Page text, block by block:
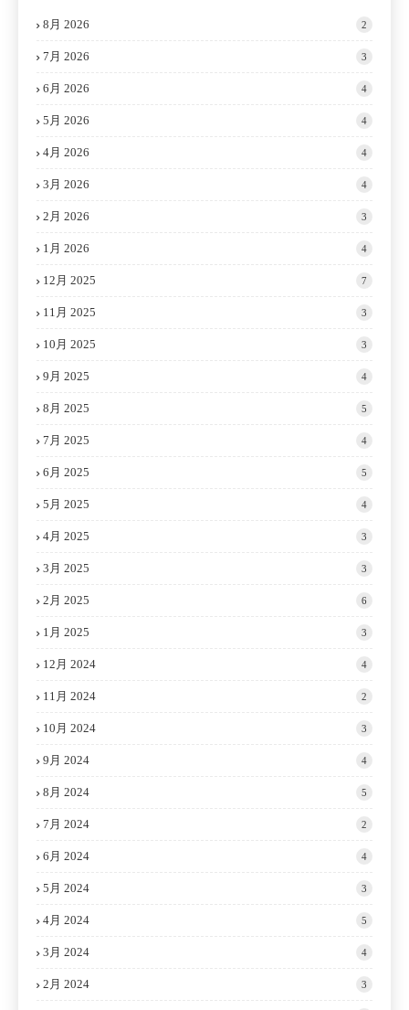
8月 2026 2
7月 2026 3
6月 2026 4
5月 2026 4
4月 2026 4
3月 2026 4
2月 2026 3
1月 2026 4
12月 2025 7
11月 2025 3
10月 2025 3
9月 2025 4
8月 2025 5
7月 2025 4
6月 2025 5
5月 2025 4
4月 2025 3
3月 2025 3
2月 2025 6
1月 2025 3
12月 2024 4
11月 2024 2
10月 2024 3
9月 2024 4
8月 2024 5
7月 2024 2
6月 2024 4
5月 2024 3
4月 2024 5
3月 2024 4
2月 2024 3